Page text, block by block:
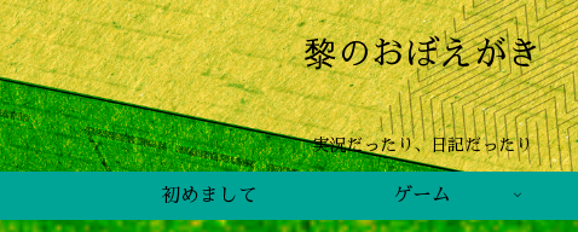
黎のおぼえがき
実況だったり、日記だったり
初めまして ゲーム